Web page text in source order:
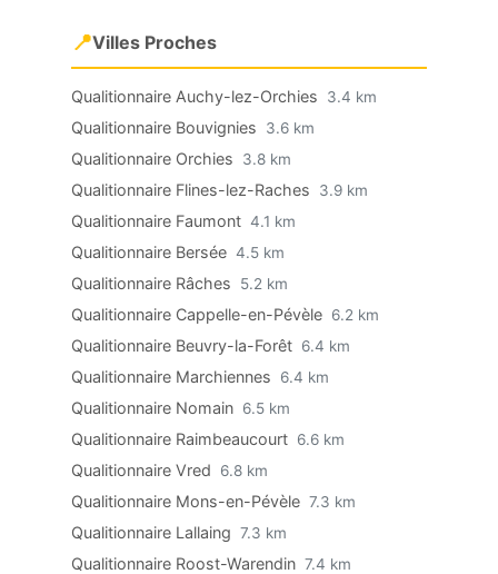
📍Villes Proches
Qualitionnaire Auchy-lez-Orchies 3.4 km
Qualitionnaire Bouvignies 3.6 km
Qualitionnaire Orchies 3.8 km
Qualitionnaire Flines-lez-Raches 3.9 km
Qualitionnaire Faumont 4.1 km
Qualitionnaire Bersée 4.5 km
Qualitionnaire Râches 5.2 km
Qualitionnaire Cappelle-en-Pévèle 6.2 km
Qualitionnaire Beuvry-la-Forêt 6.4 km
Qualitionnaire Marchiennes 6.4 km
Qualitionnaire Nomain 6.5 km
Qualitionnaire Raimbeaucourt 6.6 km
Qualitionnaire Vred 6.8 km
Qualitionnaire Mons-en-Pévèle 7.3 km
Qualitionnaire Lallaing 7.3 km
Qualitionnaire Roost-Warendin 7.4 km